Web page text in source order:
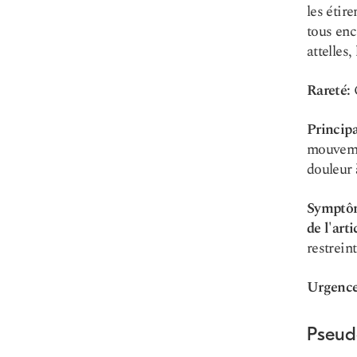
les
tous
Rareté:
douleur
de